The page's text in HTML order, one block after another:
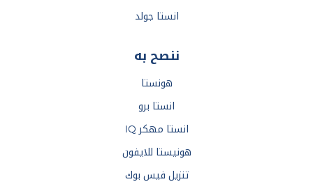
انستا جولد
ننصح به
هونستا
انستا برو
انستا مهكر IQ
هونيستا للايفون
تنزيل فيس بوك